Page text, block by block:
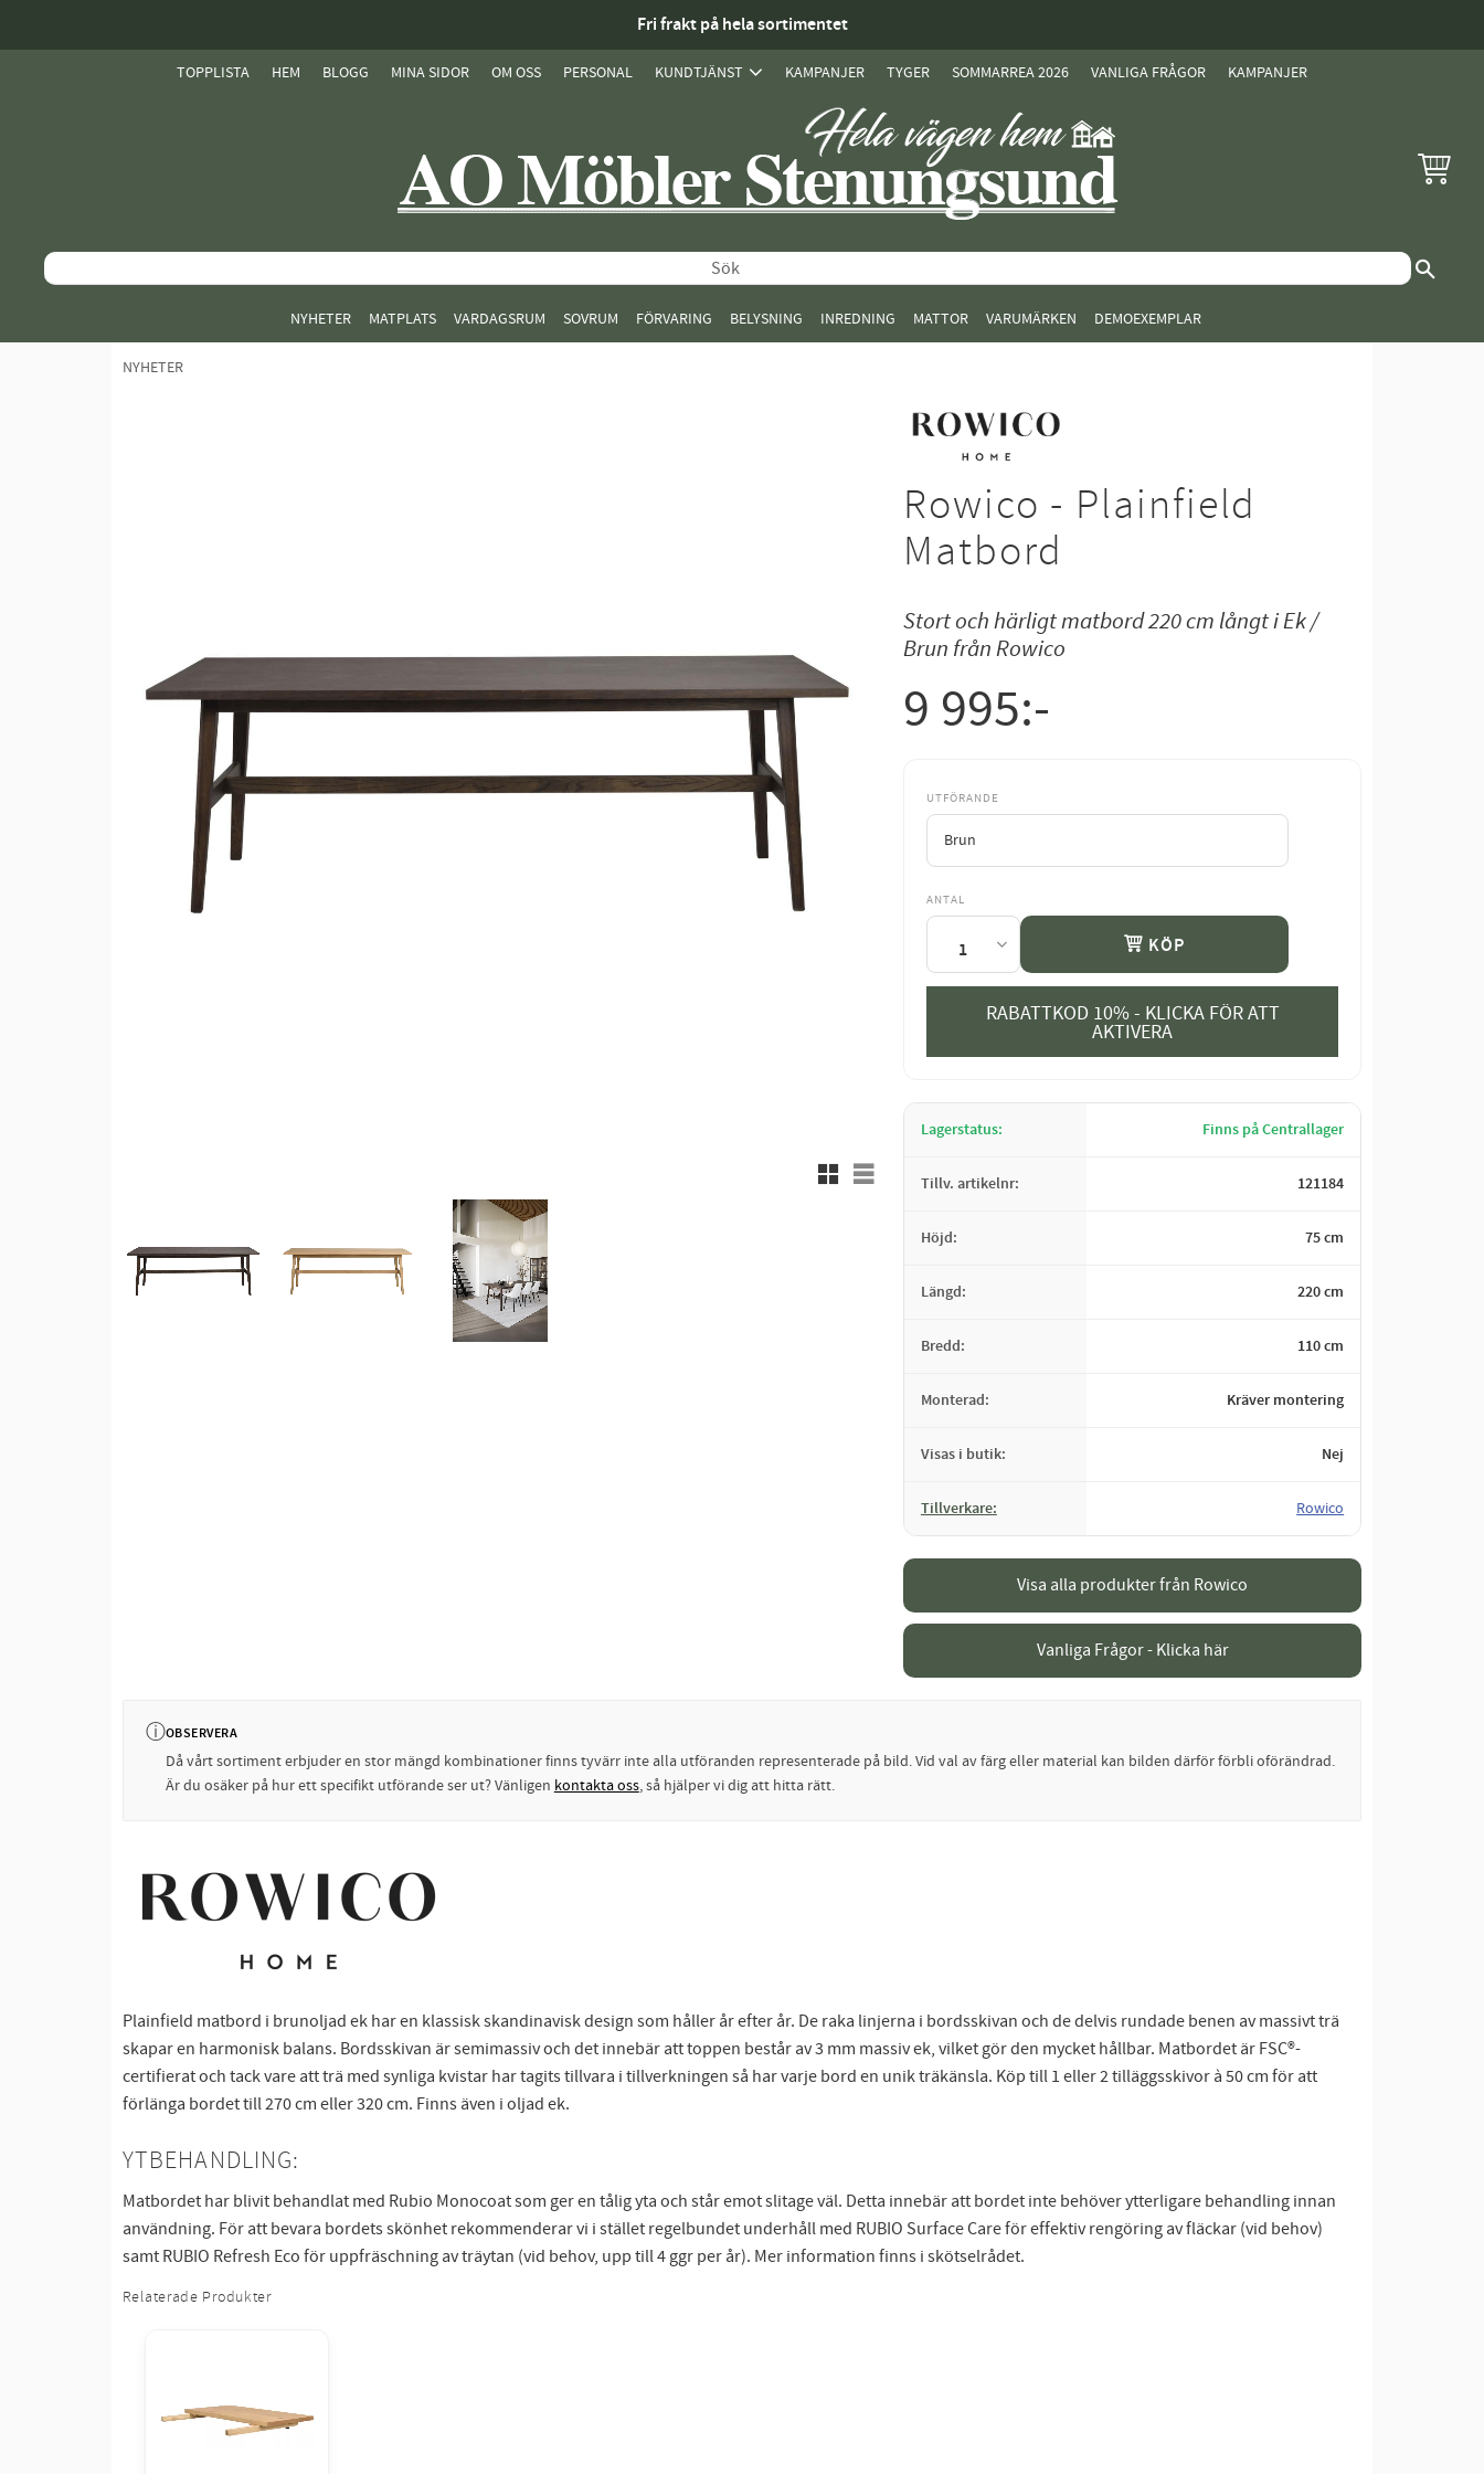
Fri frakt på hela sortimentet
TOPPLISTA HEM BLOGG MINA SIDOR OM OSS PERSONAL KUNDTJÄNST KAMPANJER TYGER SOMMARREA 2026 VANLIGA FRÅGOR KAMPANJER
NYHETER MATPLATS VARDAGSRUM SOVRUM FÖRVARING BELYSNING INREDNING MATTOR VARUMÄRKEN DEMOEXEMPLAR
NYHETER
Rowico - Plainfield
Matbord
Stort och härligt matbord 220 cm långt i Ek /
Brun från Rowico
Rutnätsvy
Listvy
9 995:-
UTFÖRANDE
ANTAL
KÖP
RABATTKOD 10% - KLICKA FÖR ATT
AKTIVERA
Lagerstatus Finns på Centrallager
Tillv. artikelnr 121184
Höjd 75 cm
Längd 220 cm
Bredd 110 cm
Monterad Kräver montering
Visas i butik Nej
Tillverkare Rowico
Visa alla produkter från Rowico
Vanliga Frågor - Klicka här
ⓘOBSERVERA
Då vårt sortiment erbjuder en stor mängd kombinationer finns tyvärr inte alla utföranden representerade på bild. Vid val av färg eller material kan bilden därför förbli oförändrad.
Är du osäker på hur ett specifikt utförande ser ut? Vänligen kontakta oss, så hjälper vi dig att hitta rätt.
Plainfield matbord i brunoljad ek har en klassisk skandinavisk design som håller år efter år. De raka linjerna i bordsskivan och de delvis rundade benen av massivt trä
skapar en harmonisk balans. Bordsskivan är semimassiv och det innebär att toppen består av 3 mm massiv ek, vilket gör den mycket hållbar. Matbordet är FSC®-
certifierat och tack vare att trä med synliga kvistar har tagits tillvara i tillverkningen så har varje bord en unik träkänsla. Köp till 1 eller 2 tilläggsskivor à 50 cm för att
förlänga bordet till 270 cm eller 320 cm. Finns även i oljad ek.
YTBEHANDLING:
Matbordet har blivit behandlat med Rubio Monocoat som ger en tålig yta och står emot slitage väl. Detta innebär att bordet inte behöver ytterligare behandling innan
användning. För att bevara bordets skönhet rekommenderar vi i stället regelbundet underhåll med RUBIO Surface Care för effektiv rengöring av fläckar (vid behov)
samt RUBIO Refresh Eco för uppfräschning av träytan (vid behov, upp till 4 ggr per år). Mer information finns i skötselrådet.
Relaterade Produkter